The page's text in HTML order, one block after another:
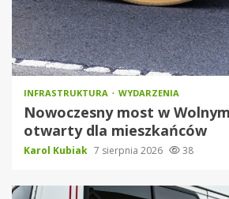
INFRASTRUKTURA WYDARZENIA
Nowoczesny most w
otwarty dla mieszkańców
Karol Kubiak 7 sierpnia 2026 38